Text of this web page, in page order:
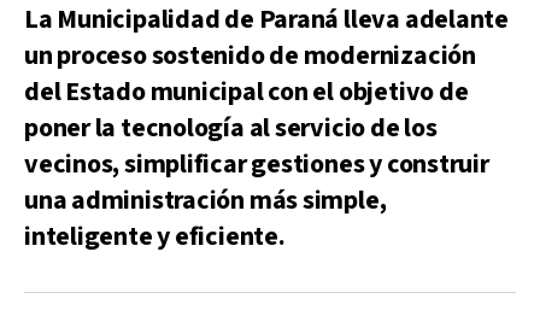
La Municipalidad de Paraná lleva adelante
un proceso sostenido de modernización
del Estado municipal con el objetivo de
poner la tecnología al servicio de los
vecinos, simplificar gestiones y construir
una administración más simple,
inteligente y eficiente.